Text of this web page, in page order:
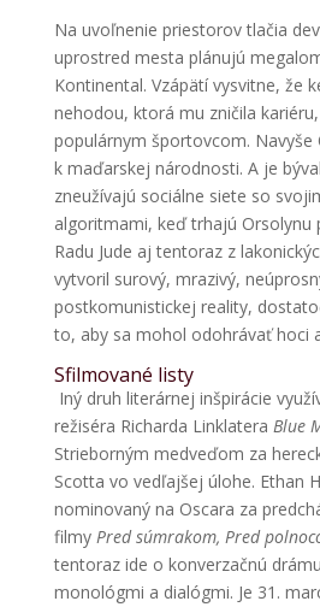
Na uvoľnenie priestorov tlačia
uprostred mesta plánujú
Kontinental. Vzápätí vysvitne, že
nehodou, ktorá mu zničila
populárnym športovcom. Navyše
k maďarskej národnosti. A je
zneužívajú sociálne siete so
algoritmami, keď trhajú Orsolynu
Radu Jude aj tentoraz z
vytvoril surový, mrazivý,
postkomunistickej reality,
to, aby sa mohol odohrávať hoci
Sfilmované listy
Iný druh literárnej inšpirácie
režiséra Richarda Linklatera Blue
Strieborným medveďom za
Scotta vo vedľajšej úlohe. Ethan
nominovaný na Oscara za
filmy Pred súmrakom, Pred
tentoraz ide o konverzačnú
monológmi a dialógmi. Je 31.